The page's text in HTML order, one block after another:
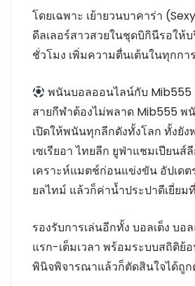
โดยเฉพาะ เย้ายวนบาคาร่า
ดีลเลอร์สาวสวยในชุดบิกินีรอให้
ชั่วโมง เพิ่มความตื่นเต้นในทุกก
พนันบอลออนไลน์กับ Mib555
สายกีฬาต้องไม่พลาด Mib555
เปิดให้พนันทุกลีกดังทั้งโลก ทั้งยัง
เซเรียอา ไทยลีก ยูฟ่าแชมเปียนส์
เคราะห์แมตช์ก่อนแข่งขัน อัปเดต
ยลไทม์ แล้วก็ค่าน้ำประปาดีเยี่ยม
รองรับการเล่นอีกทั้ง บอลเต็ง บอ
แรก-เต็มเวลา พร้อมระบบสถิติย้
พินิจพิจารณาแล้วก็ตัดสินใจได้ถู